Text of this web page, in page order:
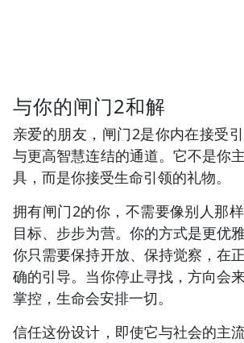
与你的闸门2和解
亲爱的朋友，闸门2是你内在接受
与更高智慧连结的通道。它不是你
具，而是你接受生命引领的礼物。
拥有闸门2的你，不需要像别人那
目标、步步为营。你的方式是更
你只需要保持开放、保持觉察，在
确的引导。当你停止寻找，方向会
掌控，生命会安排一切。
信任这份设计，即使它与社会的主